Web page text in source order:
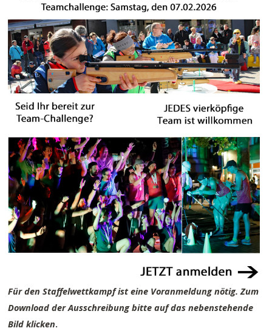
Für den Staffelwettkampf ist eine Voranmeldung nötig. Zum
Download der Ausschreibung bitte auf das nebenstehende
Bild klicken.